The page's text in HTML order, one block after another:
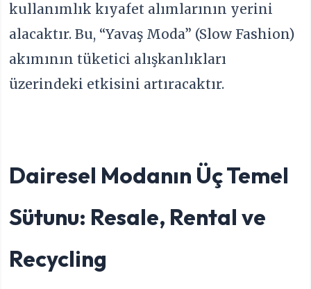
kullanımlık kıyafet alımlarının yerini
alacaktır. Bu, “Yavaş Moda” (Slow Fashion)
akımının tüketici alışkanlıkları
üzerindeki etkisini artıracaktır.
Dairesel Modanın Üç Temel
Sütunu: Resale, Rental ve
Recycling